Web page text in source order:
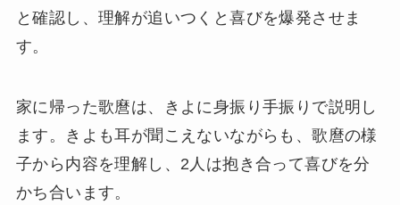
と確認し、理解が追いつくと喜びを爆発させま
す。
家に帰った歌麿は、きよに身振り手振りで説明し
ます。きよも耳が聞こえないながらも、歌麿の様
子から内容を理解し、2人は抱き合って喜びを分
かち合います。